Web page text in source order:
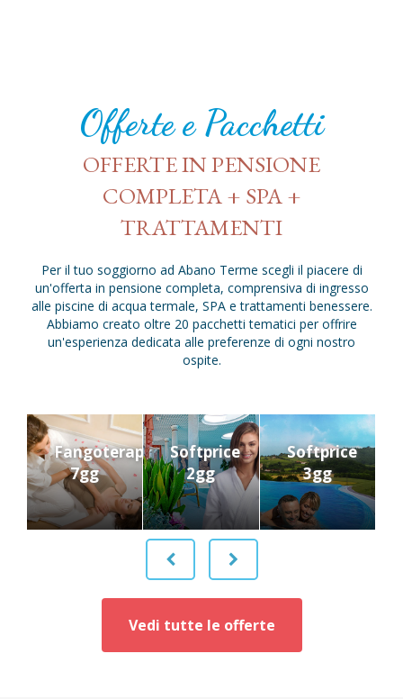
Offerte e Pacchetti
OFFERTE IN PENSIONE
COMPLETA + SPA +
TRATTAMENTI
Per il tuo soggiorno ad Abano Terme scegli il piacere di
un'offerta in pensione completa, comprensiva di ingresso
alle piscine di acqua termale, SPA e trattamenti benessere.
Abbiamo creato oltre 20 pacchetti tematici per offrire
un'esperienza dedicata alle preferenze di ogni nostro
ospite.
Fangoterapia
7gg
Softprice
2gg
Softprice
3gg
Vedi tutte le offerte